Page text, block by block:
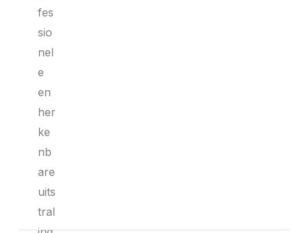
fes
sio
nel
e
en
her
ke
nb
are
uits
tral